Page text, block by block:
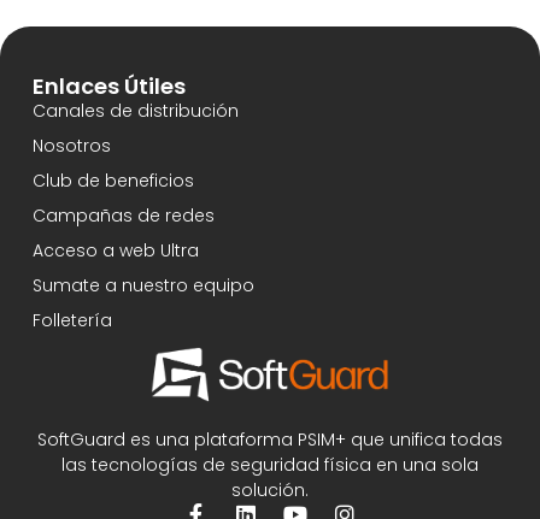
SoftGuard es una plataforma PSIM+ que unifica todas
las tecnologías de seguridad física en una sola
solución.
Enlaces Útiles
Canales de distribución
Nosotros
Club de beneficios
Campañas de redes
Acceso a web Ultra
Sumate a nuestro equipo
Folletería